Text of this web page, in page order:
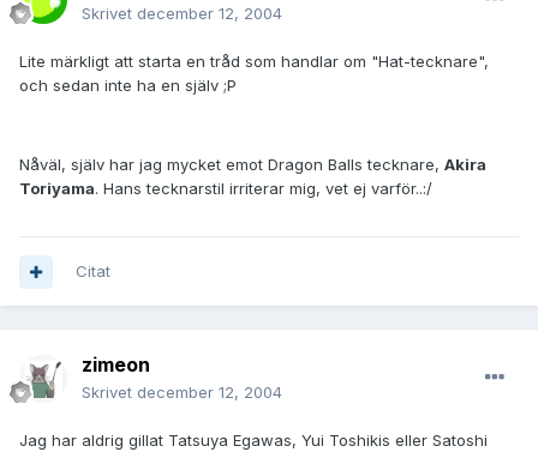
Skrivet december 12, 2004
Lite märkligt att starta en tråd som handlar om "Hat-tecknare",
och sedan inte ha en själv ;P
Nåväl, själv har jag mycket emot Dragon Balls tecknare, Akira
Toriyama. Hans tecknarstil irriterar mig, vet ej varför..:/
Citat
zimeon
Skrivet december 12, 2004
Jag har aldrig gillat Tatsuya Egawas, Yui Toshikis eller Satoshi